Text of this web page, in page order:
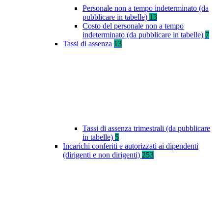
Personale non a tempo indeterminato (da
pubblicare in tabelle) 13
Costo del personale non a tempo
indeterminato (da pubblicare in tabelle) 7
Tassi di assenza 13
Tassi di assenza trimestrali (da pubblicare
in tabelle) 5
Incarichi conferiti e autorizzati ai dipendenti
(dirigenti e non dirigenti) 253